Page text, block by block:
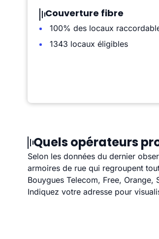
Couverture fibre
100% des locaux
1343 locaux éligibles
Quels opérateurs
Selon les données du dernier
armoires de rue qui regroupent
Bouygues Telecom, Free,
Indiquez votre adresse pour